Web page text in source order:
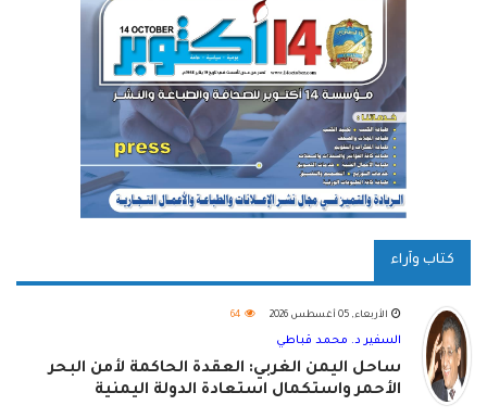
كتاب وآراء
الأربعاء, 05 أغسطس 2026 64
السفير د. محمد قباطي
ساحل اليمن الغربي: العقدة الحاكمة لأمن البحر
الأحمر واستكمال استعادة الدولة اليمنية